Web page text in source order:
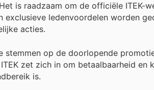
is raadzaam om de officiële ITEK-
exclusieve ledenvoordelen worden
acties.
stemmen op de doorlopende
zet zich in om betaalbaarheid
is.